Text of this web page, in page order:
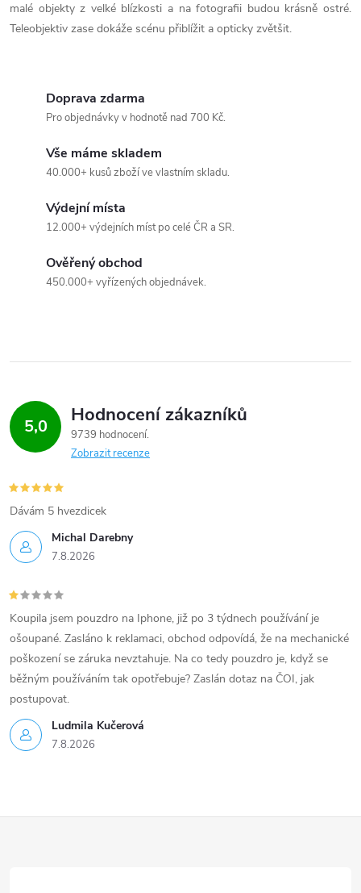
malé objekty z velké blízkosti a na fotografii budou krásně ostré.
Teleobjektiv zase dokáže scénu přiblížit a opticky zvětšit.
Doprava zdarma
Pro objednávky v hodnotě nad 700 Kč.
Vše máme skladem
40.000+ kusů zboží ve vlastním skladu.
Výdejní místa
12.000+ výdejních míst po celé ČR a SR.
Ověřený obchod
450.000+ vyřízených objednávek.
5,0 Hodnocení zákazníků
9739 hodnocení
Zobrazit recenze
Michal Darebny
7.8.2026
Dávám 5 hvezdicek
Ludmila Kučerová
7.8.2026
Koupila jsem pouzdro na Iphone, již po 3 týdnech používání je
ošoupané. Zasláno k reklamaci, obchod odpovídá, že na mechanické
poškození se záruka nevztahuje. Na co tedy pouzdro je, když se
běžným používáním tak opotřebuje? Zaslán dotaz na ČOI, jak
postupovat.